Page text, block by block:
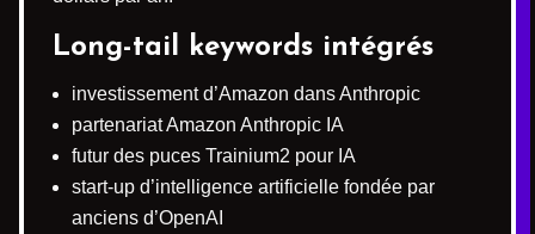
Long-tail keywords intégrés
investissement d’Amazon dans Anthropic
partenariat Amazon Anthropic IA
futur des puces Trainium2 pour IA
start-up d’intelligence artificielle fondée par
anciens d’OpenAI